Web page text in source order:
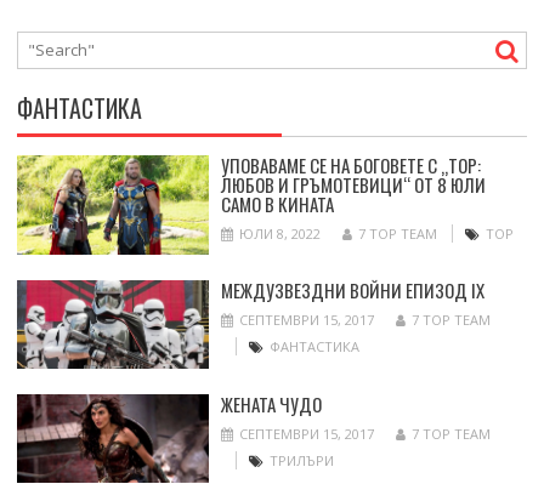
ФАНТАСТИКА
УПОВАВАМЕ СЕ НА БОГОВЕТЕ С „ТОР:
ЛЮБОВ И ГРЪМОТЕВИЦИ“ ОТ 8 ЮЛИ
САМО В КИНАТА
ЮЛИ 8, 2022 7 TOP TEAM ТОР
МЕЖДУЗВЕЗДНИ ВОЙНИ ЕПИЗОД IX
СЕПТЕМВРИ 15, 2017
7 TOP TEAM
ФАНТАСТИКА
ЖЕНАТА ЧУДО
СЕПТЕМВРИ 15, 2017
7 TOP TEAM
ТРИЛЪРИ